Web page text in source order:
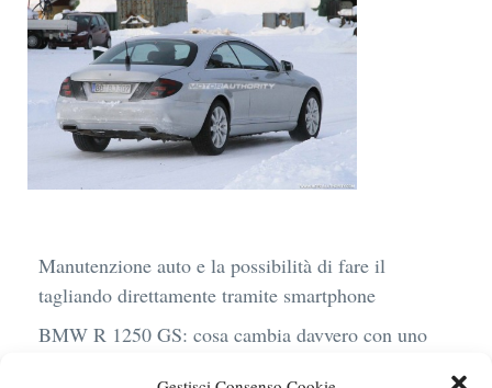
Manutenzione auto e la possibilità di fare il
tagliando direttamente tramite smartphone
BMW R 1250 GS: cosa cambia davvero con uno